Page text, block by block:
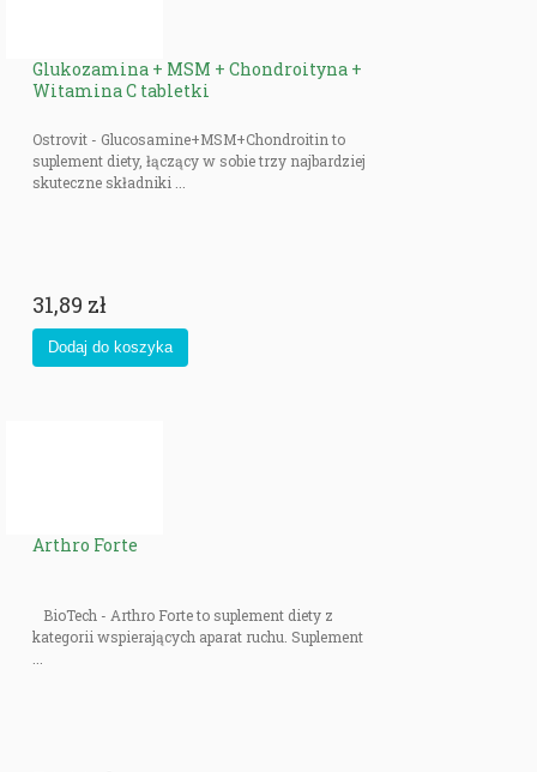
Glukozamina + MSM + Chondroityna +
Witamina C tabletki
Ostrovit - Glucosamine+MSM+Chondroitin to
suplement diety, łączący w sobie trzy najbardziej
skuteczne składniki ...
31,89 zł
Arthro Forte
BioTech - Arthro Forte to suplement diety z
kategorii wspierających aparat ruchu. Suplement